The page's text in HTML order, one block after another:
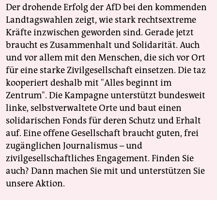
Der drohende Erfolg der AfD bei den kommenden
Landtagswahlen zeigt, wie stark rechtsextreme
Kräfte inzwischen geworden sind. Gerade jetzt
braucht es Zusammenhalt und Solidarität. Auch
und vor allem mit den Menschen, die sich vor Ort
für eine starke Zivilgesellschaft einsetzen. Die taz
kooperiert deshalb mit "Alles beginnt im
Zentrum". Die Kampagne unterstützt bundesweit
linke, selbstverwaltete Orte und baut einen
solidarischen Fonds für deren Schutz und Erhalt
auf. Eine offene Gesellschaft braucht guten, frei
zugänglichen Journalismus – und
zivilgesellschaftliches Engagement. Finden Sie
auch? Dann machen Sie mit und unterstützen Sie
unsere Aktion.